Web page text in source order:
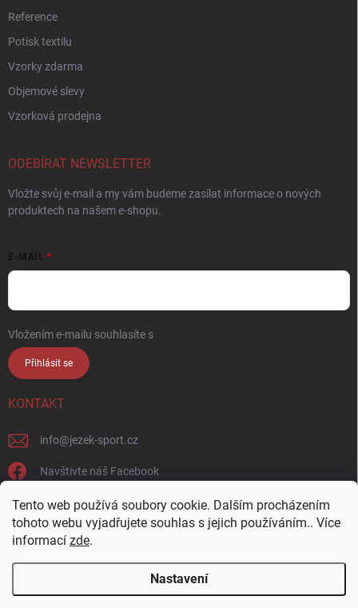
Tento web používá soubory cookie. Dalším procházením
tohoto webu vyjadřujete souhlas s jejich používáním.. Více
informací zde.
Nastavení
Reference
Potisk textilu
Vzorky zdarma
Objemové slevy
Vzorková prodejna
ODEBÍRAT NEWSLETTER
Vložte svůj e-mail a my vám budeme zasílat informace o nových
produktech na našem e-shopu.
E-MAIL
Vložením e-mailu souhlasíte s
Přihlásit se
KONTAKT
info@jezek-sport.cz
Navštivte náš Facebook
jezek_sport_np/